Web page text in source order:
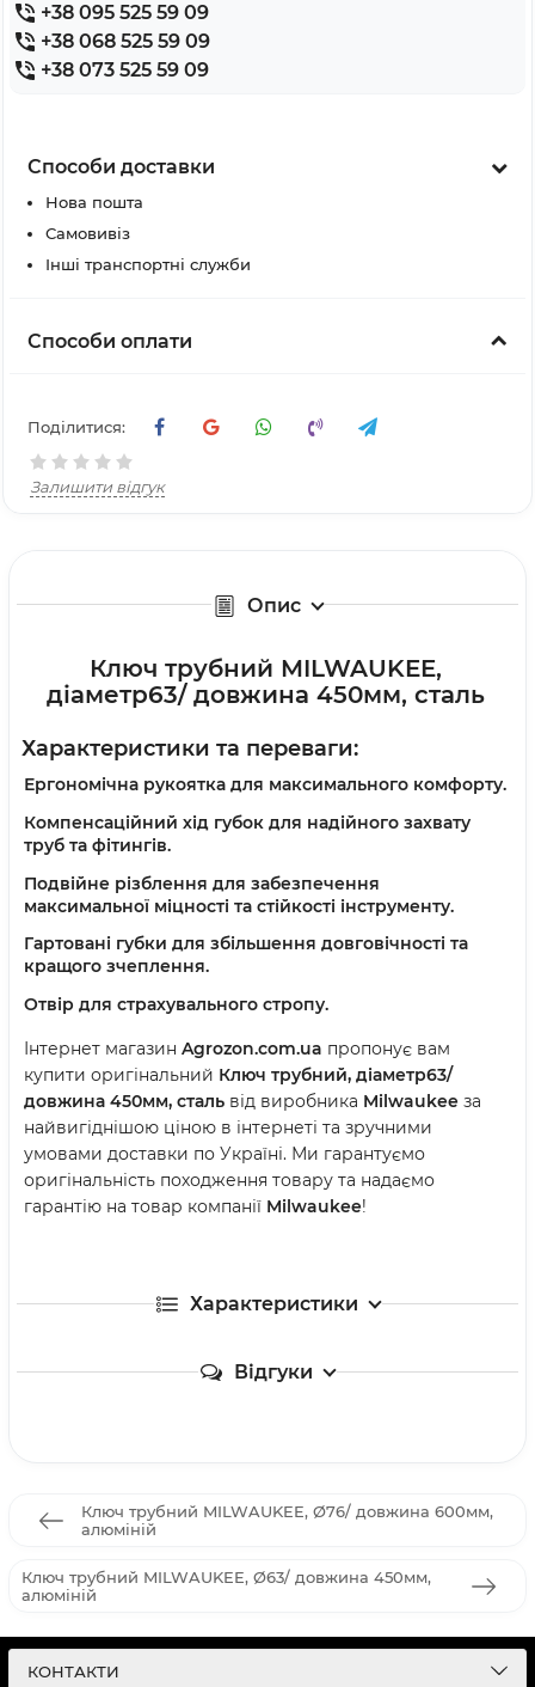
+38 095 525 59 09
+38 068 525 59 09
+38 073 525 59 09
Способи доставки
Нова пошта
Самовивіз
Інші транспортні служби
Способи оплати
Поділитися:
Залишити відгук
Опис
Ключ трубний MILWAUKEE,
діаметр63/ довжина 450мм, сталь
Характеристики та переваги:
Ергономічна рукоятка для максимального комфорту.
Компенсаційний хід губок для надійного захвату
труб та фітингів.
Подвійне різблення для забезпечення
максимальної міцності та стійкості інструменту.
Гартовані губки для збільшення довговічності та
кращого зчеплення.
Отвір для страхувального стропу.
Інтернет магазин Agrozon.com.ua пропонує вам
купити оригінальний Ключ трубний, діаметр63/
довжина 450мм, сталь від виробника Milwaukee за
найвигіднішою ціною в інтернеті та зручними
умовами доставки по Україні. Ми гарантуємо
оригінальність походження товару та надаємо
гарантію на товар компанії Milwaukee!
Характеристики
Відгуки
Ключ трубний MILWAUKEE, Ø76/ довжина 600мм,
алюміній
Ключ трубний MILWAUKEE, Ø63/ довжина 450мм,
алюміній
КОНТАКТИ